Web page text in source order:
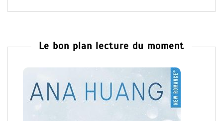
Le bon plan lecture du moment